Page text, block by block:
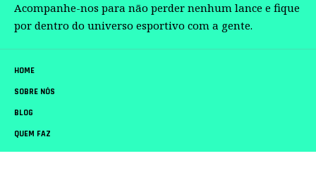
Acompanhe-nos para não perder nenhum lance e fique
por dentro do universo esportivo com a gente.
HOME
SOBRE NÓS
BLOG
QUEM FAZ
CONTATO